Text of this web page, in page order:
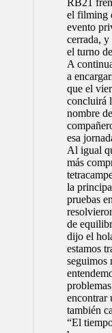
el filming
evento
cerrada, y
el turno
A
a
que el
concluirá
nombre
esa
Al igual
más
la
pruebas
de
dijo el
estamos
seguimos
encontrar
también
“El